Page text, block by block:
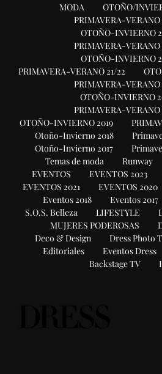
MODA
OTOÑO/
PRIMAVERA-VERANO
OTOÑO-INVIERNO
PRIMAVERA-VERANO
OTOÑO-INVIERNO
PRIMAVERA-VERANO 21/22
PRIMAVERA-VERANO
OTOÑO-INVIERNO
PRIMAVERA-VERANO
OTOÑO-INVIERNO 2019
Otoño-Invierno 2018
Otoño-Invierno 2017
Temas de moda
Runway
EVENTOS
EVENTOS 2023
EVENTOS 2021
EVENTOS 2020
Eventos 2018
Eventos 2017
S.O.S. Belleza
LIFESTYLE
MUJERES PODEROSAS
Deco & Design
Dress Photo
Editoriales
Eventos Dress
Backstage TV